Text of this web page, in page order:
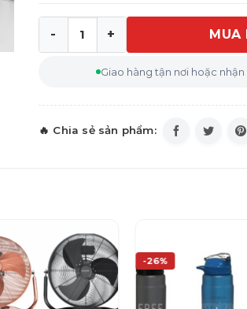
Cân Thực Phẩm Joseph Joseph
MUA
Giao hàng tận nơi hoặc
-26%